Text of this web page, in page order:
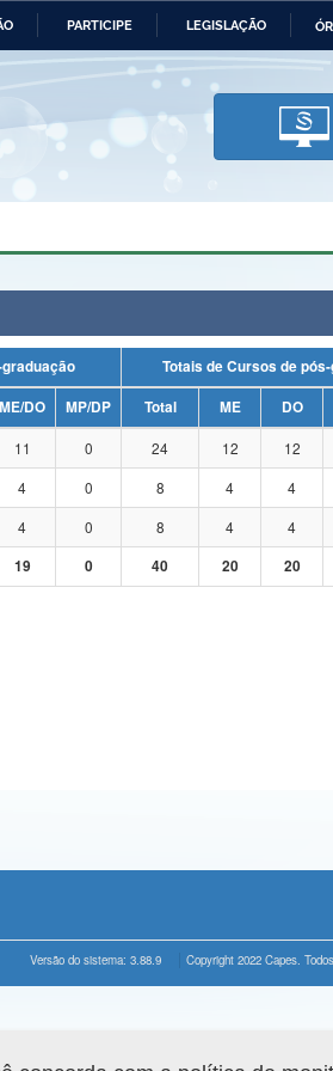
PARTICIPE LEGISLAÇÃO
Ministério da Economia Ministério
Ministério
e dos Direitos Humanos
Planalto
de pós-graduação
Totais de Cursos de
ME/DO MP/DP Total ME DO
11 0 24 12 12
4 0 8 4 4
4 0 8 4 4
19 0 40 20 20
Versão do sistema: 3.88.9 Copyright 2022 Capes.